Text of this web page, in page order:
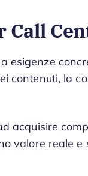
esigenze
contenuti, la
acquisire
valore reale